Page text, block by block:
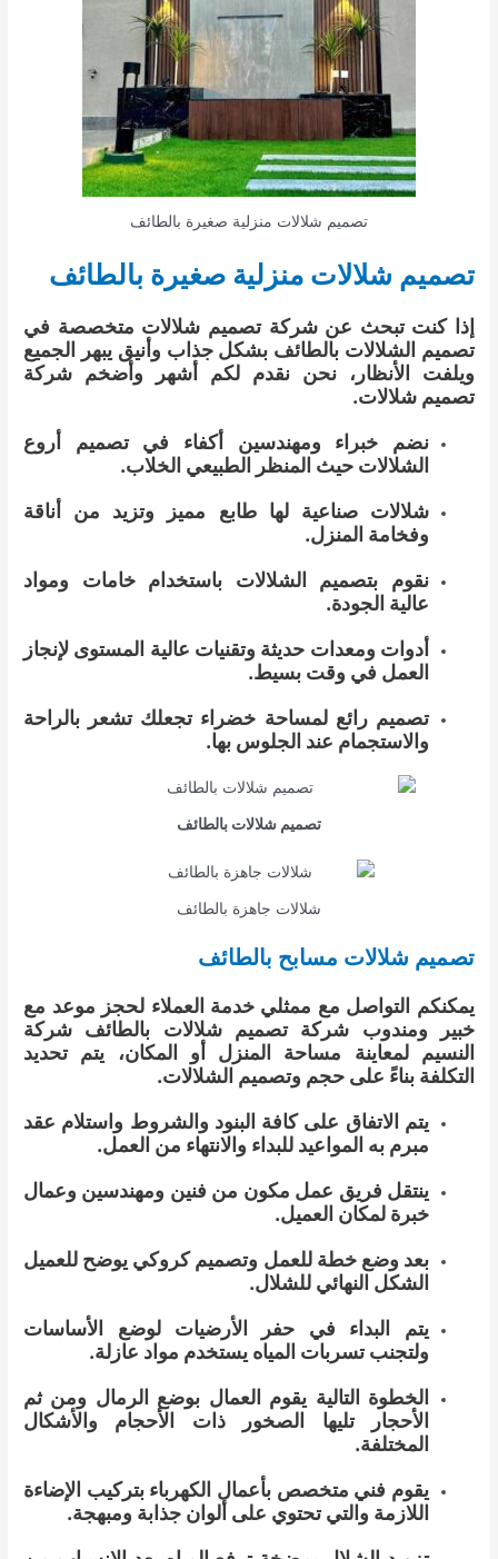
تصميم شلالات منزلية صغيرة بالطائف
تصميم شلالات منزلية صغيرة بالطائف
إذا كنت تبحث عن شركة تصميم شلالات متخصصة في
تصميم الشلالات بالطائف بشكل جذاب وأنيق يبهر الجميع
ويلفت الأنظار، نحن نقدم لكم أشهر وأضخم شركة
تصميم شلالات.
نضم خبراء ومهندسين أكفاء في تصميم أروع
الشلالات حيث المنظر الطبيعي الخلاب.
شلالات صناعية لها طابع مميز وتزيد من أناقة
وفخامة المنزل.
نقوم بتصميم الشلالات باستخدام خامات ومواد
عالية الجودة.
أدوات ومعدات حديثة وتقنيات عالية المستوى لإنجاز
العمل في وقت بسيط.
تصميم رائع لمساحة خضراء تجعلك تشعر بالراحة
والاستجمام عند الجلوس بها.
تصميم شلالات بالطائف
شلالات جاهزة بالطائف
تصميم شلالات مسابح بالطائف
يمكنكم التواصل مع ممثلي خدمة العملاء لحجز موعد مع
خبير ومندوب شركة تصميم شلالات بالطائف شركة
النسيم لمعاينة مساحة المنزل أو المكان، يتم تحديد
التكلفة بناءً على حجم وتصميم الشلالات.
يتم الاتفاق على كافة البنود والشروط واستلام عقد
مبرم به المواعيد للبداء والانتهاء من العمل.
ينتقل فريق عمل مكون من فنين ومهندسين وعمال
خبرة لمكان العميل.
بعد وضع خطة للعمل وتصميم كروكي يوضح للعميل
الشكل النهائي للشلال.
يتم البداء في حفر الأرضيات لوضع الأساسات
ولتجنب تسربات المياه يستخدم مواد عازلة.
الخطوة التالية يقوم العمال بوضع الرمال ومن ثم
الأحجار تليها الصخور ذات الأحجام والأشكال
المختلفة.
يقوم فني متخصص بأعمال الكهرباء بتركيب الإضاءة
اللازمة والتي تحتوي على ألوان جذابة ومبهجة.